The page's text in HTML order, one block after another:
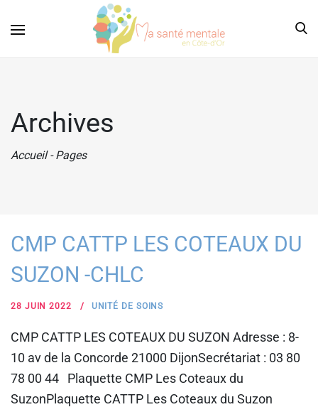
Archives
Accueil - Pages
CMP CATTP LES COTEAUX DU
SUZON -CHLC
28 JUIN 2022 UNITÉ DE SOINS
CMP CATTP LES COTEAUX DU SUZON Adresse : 8-
10 av de la Concorde 21000 DijonSecrétariat : 03 80
78 00 44 Plaquette CMP Les Coteaux du
SuzonPlaquette CATTP Les Coteaux du Suzon